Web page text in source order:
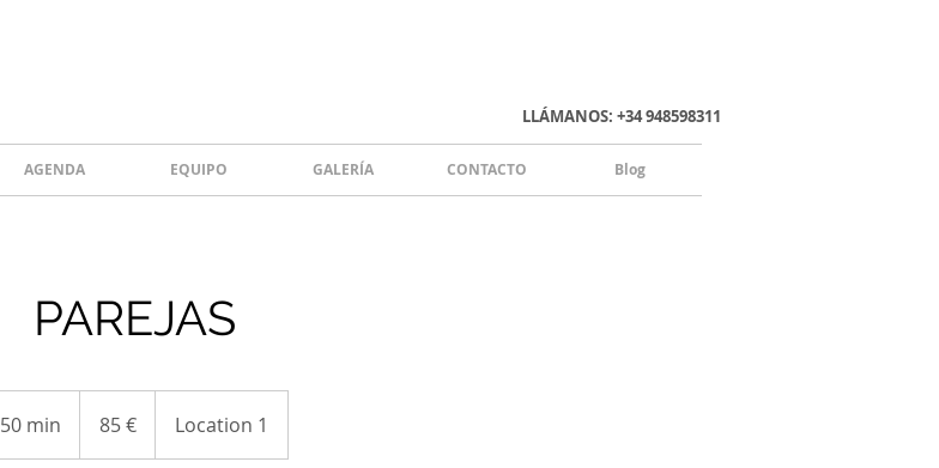
LLÁMANOS: +34 948598311
AGENDA EQUIPO GALERÍA CONTACTO Blog
PAREJAS
50 min
0
85 € Location 1